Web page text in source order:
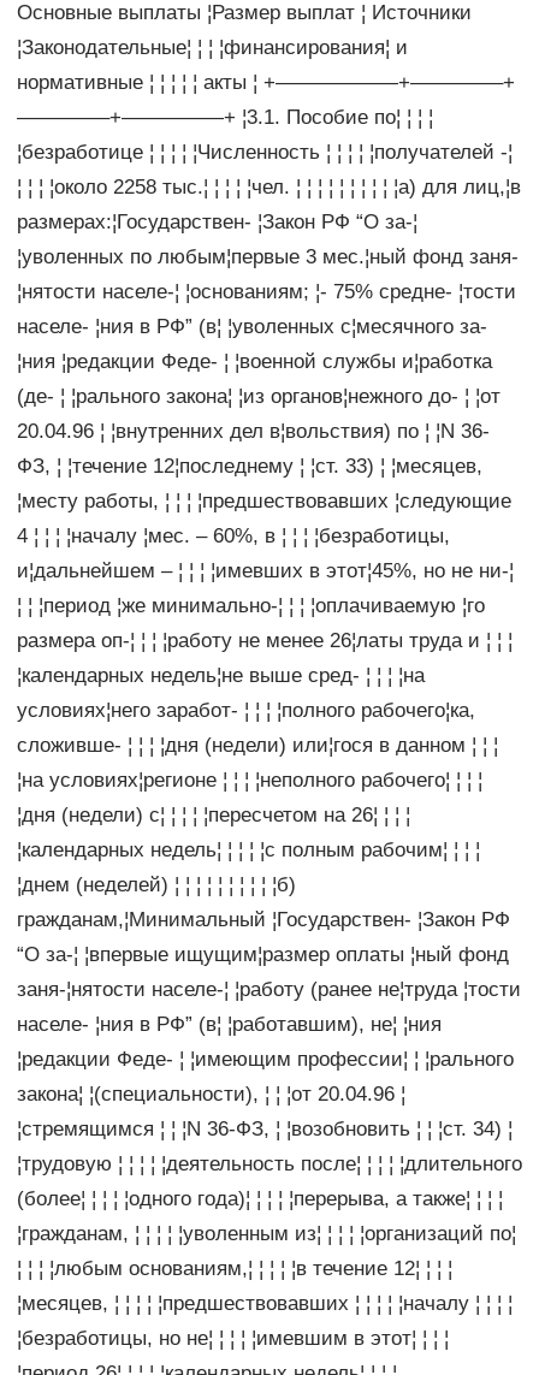
Основные выплаты ¦Размер выплат ¦ Источники
¦Законодательные¦ ¦ ¦ ¦финансирования¦ и
нормативные ¦ ¦ ¦ ¦ ¦ акты ¦ +——————+————–+
————–+—————+ ¦3.1. Пособие по¦ ¦ ¦ ¦
¦безработице ¦ ¦ ¦ ¦ ¦Численность ¦ ¦ ¦ ¦ ¦получателей -¦
¦ ¦ ¦ ¦около 2258 тыс.¦ ¦ ¦ ¦ ¦чел. ¦ ¦ ¦ ¦ ¦ ¦ ¦ ¦ ¦ ¦а) для лиц,¦в
размерах:¦Государствен- ¦Закон РФ “О за-¦
¦уволенных по любым¦первые 3 мес.¦ный фонд заня-
¦нятости населе-¦ ¦основаниям; ¦- 75% средне- ¦тости
населе- ¦ния в РФ” (в¦ ¦уволенных с¦месячного за-
¦ния ¦редакции Феде- ¦ ¦военной службы и¦работка
(де- ¦ ¦рального закона¦ ¦из органов¦нежного до- ¦ ¦от
20.04.96 ¦ ¦внутренних дел в¦вольствия) по ¦ ¦N 36-
ФЗ, ¦ ¦течение 12¦последнему ¦ ¦ст. 33) ¦ ¦месяцев,
¦месту работы, ¦ ¦ ¦ ¦предшествовавших ¦следующие
4 ¦ ¦ ¦ ¦началу ¦мес. – 60%, в ¦ ¦ ¦ ¦безработицы,
и¦дальнейшем – ¦ ¦ ¦ ¦имевших в этот¦45%, но не ни-¦
¦ ¦ ¦период ¦же минимально-¦ ¦ ¦ ¦оплачиваемую ¦го
размера оп-¦ ¦ ¦ ¦работу не менее 26¦латы труда и ¦ ¦ ¦
¦календарных недель¦не выше сред- ¦ ¦ ¦ ¦на
условиях¦него заработ- ¦ ¦ ¦ ¦полного рабочего¦ка,
сложивше- ¦ ¦ ¦ ¦дня (недели) или¦гося в данном ¦ ¦ ¦
¦на условиях¦регионе ¦ ¦ ¦ ¦неполного рабочего¦ ¦ ¦ ¦
¦дня (недели) с¦ ¦ ¦ ¦ ¦пересчетом на 26¦ ¦ ¦ ¦
¦календарных недель¦ ¦ ¦ ¦ ¦с полным рабочим¦ ¦ ¦ ¦
¦днем (неделей) ¦ ¦ ¦ ¦ ¦ ¦ ¦ ¦ ¦ ¦б)
гражданам,¦Минимальный ¦Государствен- ¦Закон РФ
“О за-¦ ¦впервые ищущим¦размер оплаты ¦ный фонд
заня-¦нятости населе-¦ ¦работу (ранее не¦труда ¦тости
населе- ¦ния в РФ” (в¦ ¦работавшим), не¦ ¦ния
¦редакции Феде- ¦ ¦имеющим профессии¦ ¦ ¦рального
закона¦ ¦(специальности), ¦ ¦ ¦от 20.04.96 ¦
¦стремящимся ¦ ¦ ¦N 36-ФЗ, ¦ ¦возобновить ¦ ¦ ¦ст. 34) ¦
¦трудовую ¦ ¦ ¦ ¦ ¦деятельность после¦ ¦ ¦ ¦ ¦длительного
(более¦ ¦ ¦ ¦ ¦одного года)¦ ¦ ¦ ¦ ¦перерыва, а также¦ ¦ ¦ ¦
¦гражданам, ¦ ¦ ¦ ¦ ¦уволенным из¦ ¦ ¦ ¦ ¦организаций по¦
¦ ¦ ¦ ¦любым основаниям,¦ ¦ ¦ ¦ ¦в течение 12¦ ¦ ¦ ¦
¦месяцев, ¦ ¦ ¦ ¦ ¦предшествовавших ¦ ¦ ¦ ¦ ¦началу ¦ ¦ ¦ ¦
¦безработицы, но не¦ ¦ ¦ ¦ ¦имевшим в этот¦ ¦ ¦ ¦